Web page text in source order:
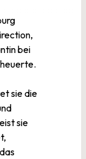
bei
sie die
sie